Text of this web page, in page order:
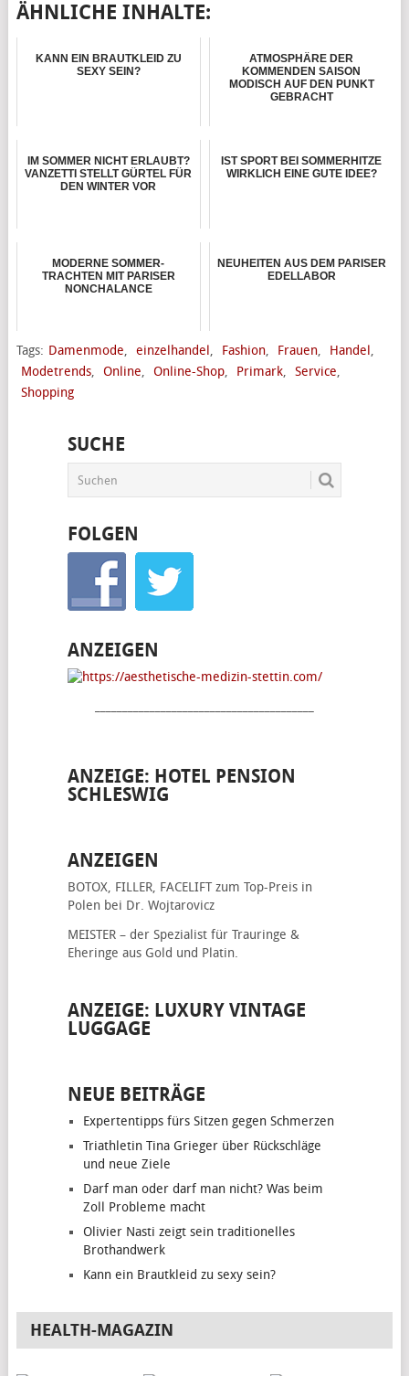
ÄHNLICHE INHALTE:
KANN EIN BRAUTKLEID ZU
SEXY SEIN?
ATMOSPHÄRE DER
KOMMENDEN SAISON
MODISCH AUF DEN PUNKT
GEBRACHT
IM SOMMER NICHT ERLAUBT?
VANZETTI STELLT GÜRTEL FÜR
DEN WINTER VOR
IST SPORT BEI SOMMERHITZE
WIRKLICH EINE GUTE IDEE?
MODERNE SOMMER-
TRACHTEN MIT PARISER
NONCHALANCE
NEUHEITEN AUS DEM PARISER
EDELLABOR
Tags: Damenmode, einzelhandel, Fashion, Frauen, Handel,
Modetrends, Online, Online-Shop, Primark, Service,
Shopping
SUCHE
FOLGEN
ANZEIGEN
ANZEIGE: HOTEL PENSION
SCHLESWIG
ANZEIGEN
BOTOX, FILLER, FACELIFTzum Top-Preis in
Polen bei Dr. Wojtarovicz
MEISTER – der Spezialist für Trauringe &
Eheringe aus Gold und Platin.
ANZEIGE: LUXURY VINTAGE
LUGGAGE
NEUE BEITRÄGE
Expertentipps fürs Sitzen gegen Schmerzen
Triathletin Tina Grieger über Rückschläge
und neue Ziele
Darf man oder darf man nicht? Was beim
Zoll Probleme macht
Olivier Nasti zeigt sein traditionelles
Brothandwerk
Kann ein Brautkleid zu sexy sein?
HEALTH-MAGAZIN